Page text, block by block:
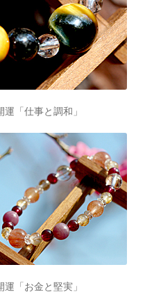
運「仕事と調和」
運「お金と堅実」